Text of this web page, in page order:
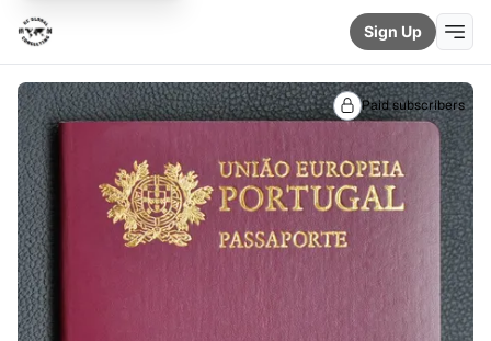
Sign Up
Paid subscribers